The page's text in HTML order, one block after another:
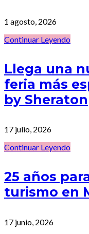
1 agosto, 2026
Continuar Leyendo
Llega una
feria más
by Sheraton
17 julio, 2026
Continuar Leyendo
25 años
turismo en
17 junio, 2026